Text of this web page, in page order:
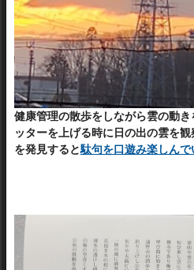
健康管理の散歩をしながら雲の動
ッターを上げる時に日の出の雲を
を発見すると駄句を口遊み楽しんで